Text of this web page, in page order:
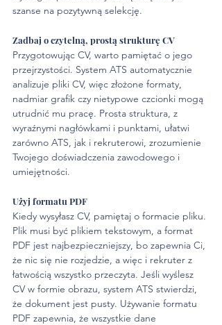
szanse na pozytywną selekcję.
Zadbaj o czytelną, prostą strukturę CV
Przygotowując CV, warto pamiętać o jego
przejrzystości. System ATS automatycznie
analizuje pliki CV, więc złożone formaty,
nadmiar grafik czy nietypowe czcionki mogą
utrudnić mu pracę. Prosta struktura, z
wyraźnymi nagłówkami i punktami, ułatwi
zarówno ATS, jak i rekruterowi, zrozumienie
Twojego doświadczenia zawodowego i
umiejętności.
Użyj formatu PDF
Kiedy wysyłasz CV, pamiętaj o formacie pliku.
Plik musi być plikiem tekstowym, a format
PDF jest najbezpieczniejszy, bo zapewnia Ci,
że nic się nie rozjedzie, a więc i rekruter z
łatwością wszystko przeczyta. Jeśli wyślesz
CV w formie obrazu, system ATS stwierdzi,
że dokument jest pusty. Używanie formatu
PDF zapewnia, że wszystkie dane